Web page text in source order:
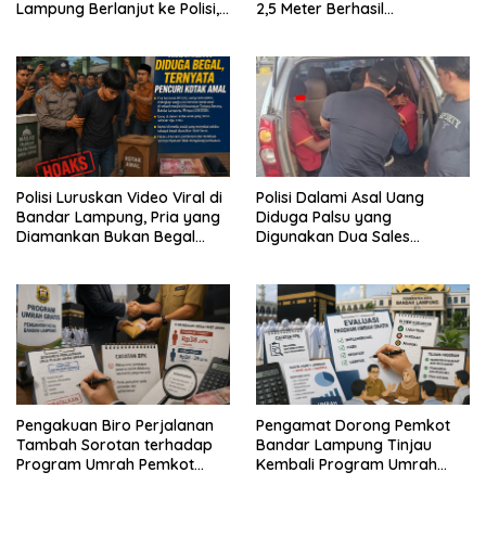
Lampung Berlanjut ke Polisi,
2,5 Meter Berhasil
Polisi Luruskan Video Viral di
Bandar Lampung, Pria yang
Diamankan Bukan Begal
Polisi Dalami Asal Uang
Diduga Palsu yang
Digunakan Dua Sales
Pengakuan Biro Perjalanan
Tambah Sorotan terhadap
Program Umrah Pemkot
Pengamat Dorong Pemkot
Bandar Lampung Tinjau
Kembali Program Umrah